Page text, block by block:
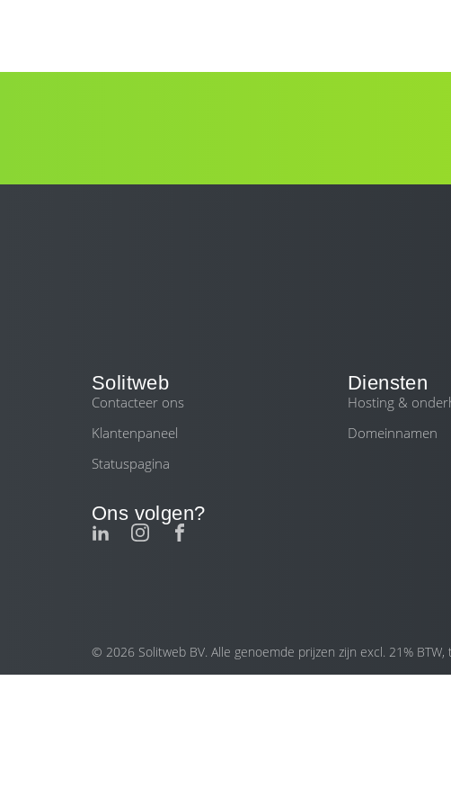
Solitweb
Contacteer ons
Klantenpaneel
Statuspagina
Ons volgen?
Diensten
Hosting &
Domeinnamen
© 2026 Solitweb BV. Alle genoemde prijzen zijn excl. 21% BTW,